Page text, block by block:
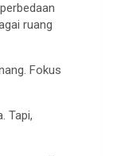
ruang
Fokus
Tapi,